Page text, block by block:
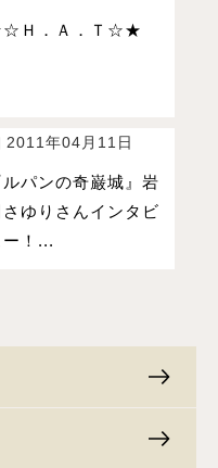
Ｈ．Ａ．Ｔ☆★
2011年04月11日
ルパンの奇巌城』岩
さゆりさんインタビ
ー！...